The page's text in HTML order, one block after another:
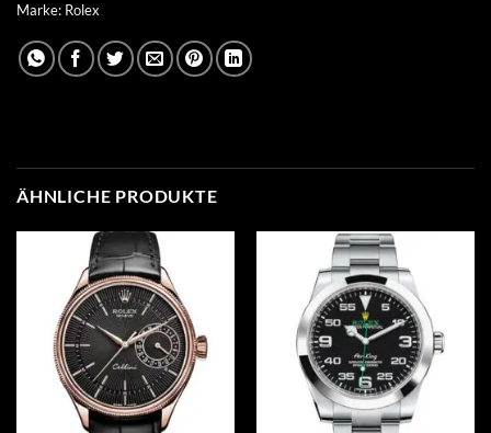
Marke: Rolex
ÄHNLICHE PRODUKTE